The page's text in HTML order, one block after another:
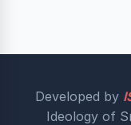
Developed by
Ideology of